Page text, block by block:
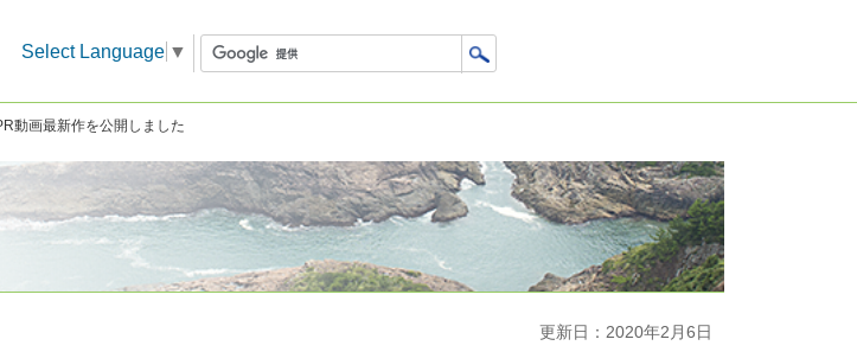
Select Language ▼
動画最新作を公開しました
更新日：2020年2月6日